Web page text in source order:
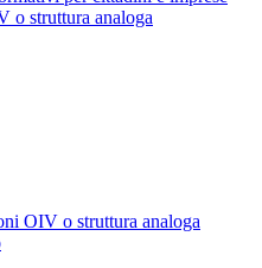
o struttura analoga
OIV o struttura analoga